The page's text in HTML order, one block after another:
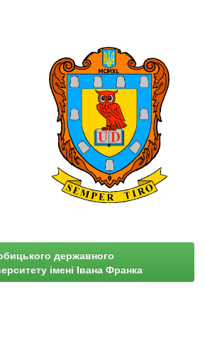
державного
імені Івана Франка